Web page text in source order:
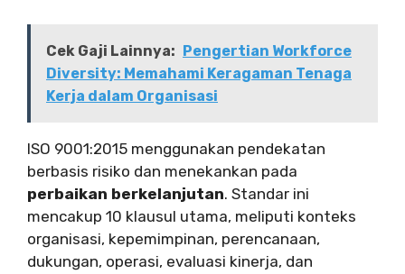
Cek Gaji Lainnya:
Pengertian Workforce
Diversity: Memahami Keragaman Tenaga
Kerja dalam Organisasi
ISO 9001:2015 menggunakan pendekatan
berbasis risiko dan menekankan pada
perbaikan berkelanjutan. Standar ini
mencakup 10 klausul utama, meliputi konteks
organisasi, kepemimpinan, perencanaan,
dukungan, operasi, evaluasi kinerja, dan